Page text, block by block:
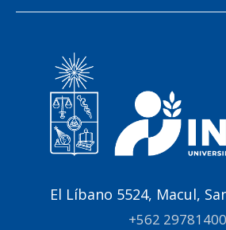
El Líbano 5524, Macul,
+562 29781400